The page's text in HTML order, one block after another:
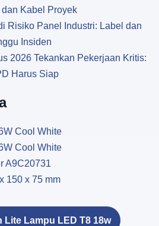
Kabel Proyek
Risiko Panel Industri: Label dan
Insiden
2026 Tekankan Pekerjaan Kritis:
Harus Siap
Cool White
Cool White
A9C20731
150 x 75 mm
Lite Lampu LED T8 18w